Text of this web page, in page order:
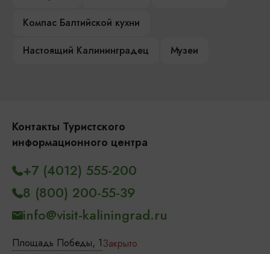
Компас Балтийской кухни
Настоящий Калининградец
Музеи
Контакты Туристского
информационного центра
Площадь Победы, 1Закрыто
+7 (4012) 555-200
8 (800) 200-55-39
info@visit-kaliningrad.ru